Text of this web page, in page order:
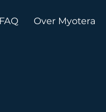
FAQ Over Myotera